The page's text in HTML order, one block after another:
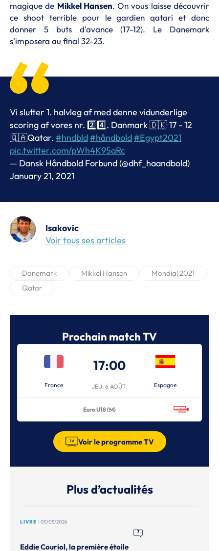
magique de Mikkel Hansen. On vous laisse découvrir
ce shoot terrible pour le gardien qatari et donc
donner 5 buts d'avance (17-12). Le Danemark
s'imposera au final 32-23.
Vi slutter 1. halvleg af med denne vidunderlige
scoring af vores nr. 2️⃣4️⃣. Danmark 🇩🇰 17 - 12
🇶🇦Qatar. #hndbld #håndbold #Egypt2021
pic.twitter.com/pWh4K95aRc
— Dansk Håndbold Forbund (@dhf_haandbold)
January 21, 2021
Isakovic
Voir tous ses articles
Danemark Mikkel Hansen
Mondial 2021
Qatar
Prochain match TV
France
17:00
JEU. 6 AOÛT. Espagne
Euro U18 (M)
Voir le programme TV
Plus d’actualités
LIVRE | 05/05/2026
7
Eddie Couriol, la première étoile